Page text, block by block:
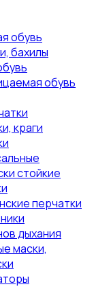
обувь
бахилы
обувь
краги
стойкие
перчатки
дыхания
маски,